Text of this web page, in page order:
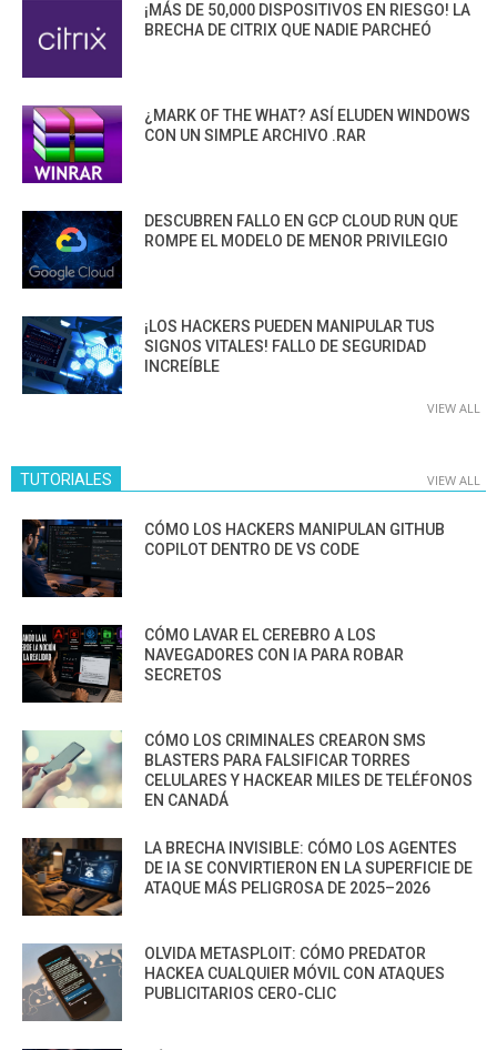
¡MÁS DE 50,000 DISPOSITIVOS EN RIESGO! LA
BRECHA DE CITRIX QUE NADIE PARCHEÓ
¿MARK OF THE WHAT? ASÍ ELUDEN WINDOWS
CON UN SIMPLE ARCHIVO .RAR
DESCUBREN FALLO EN GCP CLOUD RUN QUE
ROMPE EL MODELO DE MENOR PRIVILEGIO
¡LOS HACKERS PUEDEN MANIPULAR TUS
SIGNOS VITALES! FALLO DE SEGURIDAD
INCREÍBLE
VIEW ALL
TUTORIALES VIEW ALL
CÓMO LOS HACKERS MANIPULAN GITHUB
COPILOT DENTRO DE VS CODE
CÓMO LAVAR EL CEREBRO A LOS
NAVEGADORES CON IA PARA ROBAR
SECRETOS
CÓMO LOS CRIMINALES CREARON SMS
BLASTERS PARA FALSIFICAR TORRES
CELULARES Y HACKEAR MILES DE TELÉFONOS
EN CANADÁ
LA BRECHA INVISIBLE: CÓMO LOS AGENTES
DE IA SE CONVIRTIERON EN LA SUPERFICIE DE
ATAQUE MÁS PELIGROSA DE 2025–2026
OLVIDA METASPLOIT: CÓMO PREDATOR
HACKEA CUALQUIER MÓVIL CON ATAQUES
PUBLICITARIOS CERO-CLIC